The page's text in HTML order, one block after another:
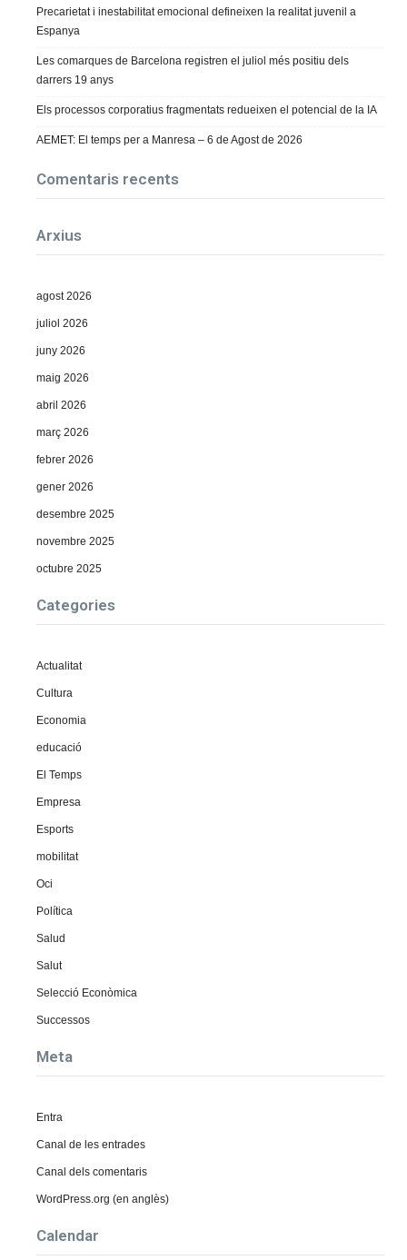
Precarietat i inestabilitat emocional defineixen la realitat juvenil a
Espanya
Les comarques de Barcelona registren el juliol més positiu dels
darrers 19 anys
Els processos corporatius fragmentats redueixen el potencial de la IA
AEMET: El temps per a Manresa – 6 de Agost de 2026
Comentaris recents
Arxius
agost 2026
juliol 2026
juny 2026
maig 2026
abril 2026
març 2026
febrer 2026
gener 2026
desembre 2025
novembre 2025
octubre 2025
Categories
Actualitat
Cultura
Economia
educació
El Temps
Empresa
Esports
mobilitat
Oci
Política
Salud
Salut
Selecció Econòmica
Successos
Meta
Entra
Canal de les entrades
Canal dels comentaris
WordPress.org (en anglès)
Calendar